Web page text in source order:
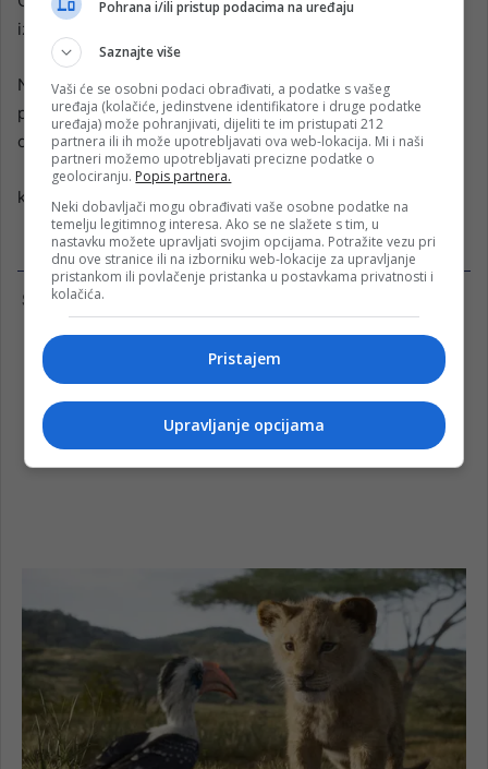
izbora koji su raspisani za oktobar ove godine.
Navedenom instrukcijom su osigurana 24 miliona KM za
provođenje Općih izbora koji bi se trebali održati 4.
oktobra.
klix.ba
Pohrana i/ili pristup podacima na uređaju
Saznajte više
Vaši će se osobni podaci obrađivati, a podatke s vašeg
uređaja (kolačiće, jedinstvene identifikatore i druge podatke
uređaja) može pohranjivati, dijeliti te im pristupati 212
partnera ili ih može upotrebljavati ova web-lokacija. Mi i naši
partneri možemo upotrebljavati precizne podatke o
geolociranju. Popis partnera.
Neki dobavljači mogu obrađivati vaše osobne podatke na
temelju legitimnog interesa. Ako se ne slažete s tim, u
nastavku možete upravljati svojim opcijama. Potražite vezu pri
dnu ove stranice ili na izborniku web-lokacije za upravljanje
pristankom ili povlačenje pristanka u postavkama privatnosti i
kolačića.
Pristajem
Upravljanje opcijama